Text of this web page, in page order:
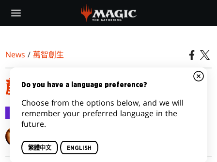
main
News / 萬智創生
顏色繽紛的回覆
萬智創生 2018-07-16
Do you have a language preference?
Choose from the options below, and we will
remember your preferred language in the
future.
繁體中文 ENGLISH